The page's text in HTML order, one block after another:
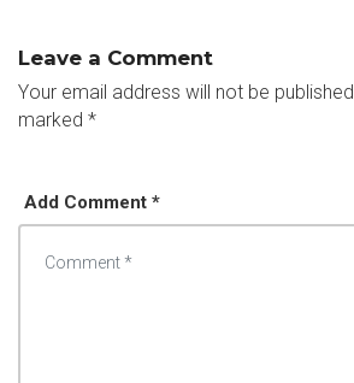
Leave a Comment
Your email address will not be published.
marked *
Add Comment *